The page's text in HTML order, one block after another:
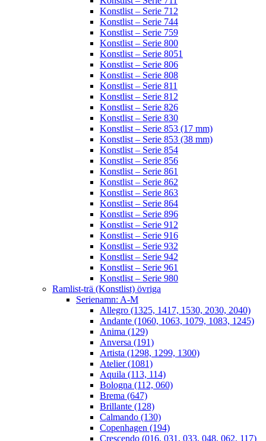
Konstlist – Serie 712
Konstlist – Serie 744
Konstlist – Serie 759
Konstlist – Serie 800
Konstlist – Serie 8051
Konstlist – Serie 806
Konstlist – Serie 808
Konstlist – Serie 811
Konstlist – Serie 812
Konstlist – Serie 826
Konstlist – Serie 830
Konstlist – Serie 853 (17 mm)
Konstlist – Serie 853 (38 mm)
Konstlist – Serie 854
Konstlist – Serie 856
Konstlist – Serie 861
Konstlist – Serie 862
Konstlist – Serie 863
Konstlist – Serie 864
Konstlist – Serie 896
Konstlist – Serie 912
Konstlist – Serie 916
Konstlist – Serie 932
Konstlist – Serie 942
Konstlist – Serie 961
Konstlist – Serie 980
Ramlist-trä (Konstlist) övriga
Serienamn: A-M
Allegro (1325, 1417, 1530, 2030, 2040)
Andante (1060, 1063, 1079, 1083, 1245)
Anima (129)
Anversa (191)
Artista (1298, 1299, 1300)
Atelier (1081)
Aquila (113, 114)
Bologna (112, 060)
Brema (647)
Brillante (128)
Calmando (130)
Copenhagen (194)
Crescendo (016, 031, 033, 048, 062, 117)